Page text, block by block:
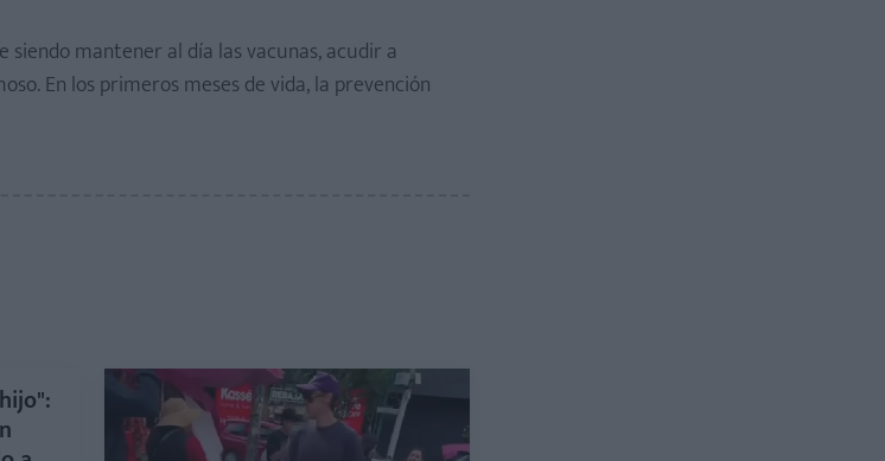
mantener al día las vacunas, acudir a
En los primeros meses de vida, la prevención